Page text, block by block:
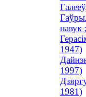
навук
1947)
1997)
1981)